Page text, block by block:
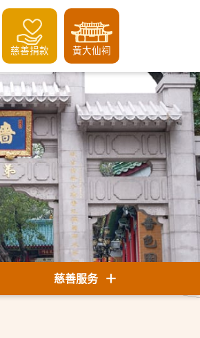
慈善捐款 黃大仙祠
慈善服务